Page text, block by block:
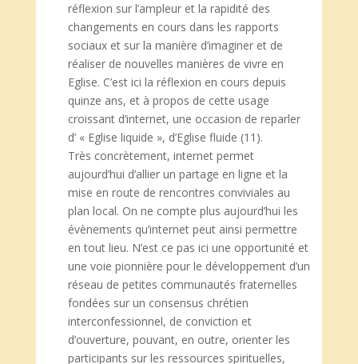
réflexion sur l’ampleur et la rapidité des
changements en cours dans les rapports
sociaux et sur la manière d’imaginer et de
réaliser de nouvelles manières de vivre en
Eglise. C’est ici la réflexion en cours depuis
quinze ans, et à propos de cette usage
croissant d’internet, une occasion de reparler
d’ « Eglise liquide », d’Eglise fluide (11).
Très concrètement, internet permet
aujourd’hui d’allier un partage en ligne et la
mise en route de rencontres conviviales au
plan local. On ne compte plus aujourd’hui les
évènements qu’internet peut ainsi permettre
en tout lieu. N’est ce pas ici une opportunité et
une voie pionnière pour le développement d’un
réseau de petites communautés fraternelles
fondées sur un consensus chrétien
interconfessionnel, de conviction et
d’ouverture, pouvant, en outre, orienter les
participants sur les ressources spirituelles,